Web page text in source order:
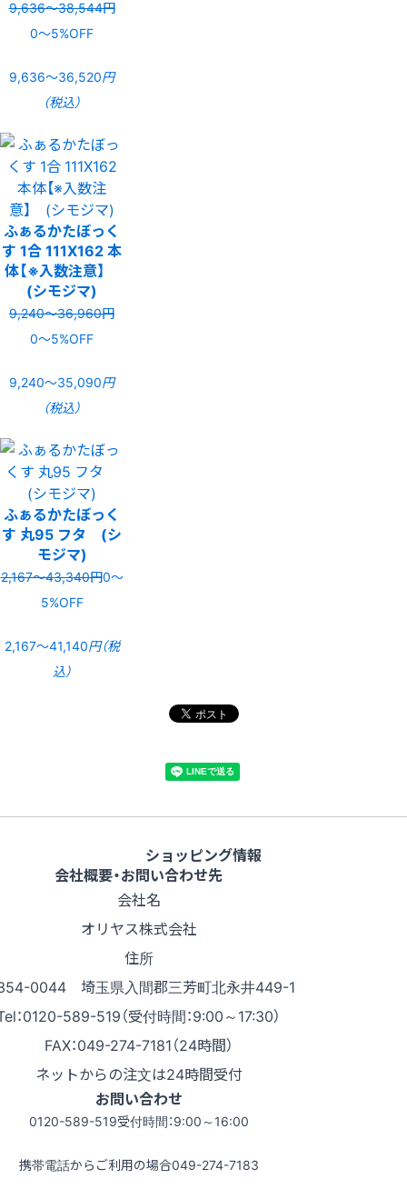
9,636〜38,544円
0〜5%OFF
9,636〜36,520円
（税込）
ふぁるかたぼっく
す 1合 111X162 本
体【※入数注意】
(シモジマ)
9,240〜36,960円
0〜5%OFF
9,240〜35,090円
（税込）
ふぁるかたぼっく
す 丸95 フタ (シ
モジマ)
2,167〜43,340円0〜
5%OFF
2,167〜41,140円（税
込）
ショッピング情報
会社概要・お問い合わせ先
会社名
オリヤス株式会社
住所
0044 埼玉県入間郡三芳町北永井449-1
：0120-589-519（受付時間：9:00～17:30）
FAX：049-274-7181（24時間）
ネットからの注文は24時間受付
お問い合わせ
0120-589-519受付時間：9:00～16:00
携帯電話からご利用の場合049-274-7183